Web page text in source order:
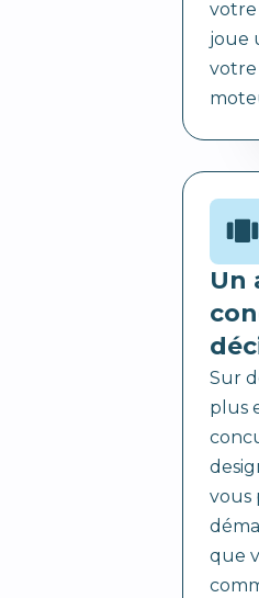
votre
joue
votre
Un
Sur
plus
vous
que